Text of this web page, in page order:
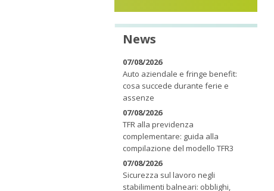
News
07/08/2026
Auto aziendale e fringe benefit:
cosa succede durante ferie e
assenze
07/08/2026
TFR alla previdenza
complementare: guida alla
compilazione del modello TFR3
07/08/2026
Sicurezza sul lavoro negli
stabilimenti balneari: obblighi,